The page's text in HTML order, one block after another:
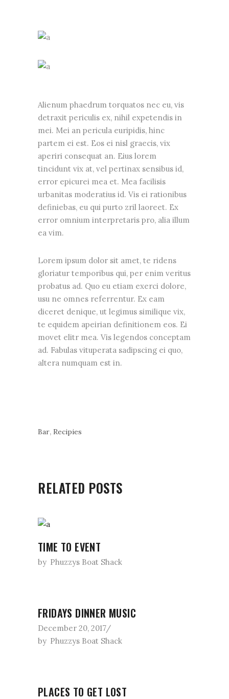
Alienum phaedrum torquatos nec eu, vis
detraxit periculis ex, nihil expetendis in
mei. Mei an pericula euripidis, hinc
partem ei est. Eos ei nisl graecis, vix
aperiri consequat an. Eius lorem
tincidunt vix at, vel pertinax sensibus id,
error epicurei mea et. Mea facilisis
urbanitas moderatius id. Vis ei rationibus
definiebas, eu qui purto zril laoreet. Ex
error omnium interpretaris pro, alia illum
ea vim.
Lorem ipsum dolor sit amet, te ridens
gloriatur temporibus qui, per enim veritus
probatus ad. Quo eu etiam exerci dolore,
usu ne omnes referrentur. Ex eam
diceret denique, ut legimus similique vix,
te equidem apeirian definitionem eos. Ei
movet elitr mea. Vis legendos conceptam
ad. Fabulas vituperata sadipscing ei quo,
altera numquam est in.
Bar, Recipies
RELATED POSTS
TIME TO EVENT
by Phuzzys Boat Shack
FRIDAYS DINNER MUSIC
December 20, 2017
by Phuzzys Boat Shack
PLACES TO GET LOST